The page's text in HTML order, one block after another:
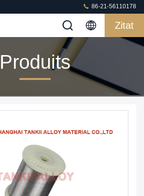
86-21-56110178
Zitat
Produits